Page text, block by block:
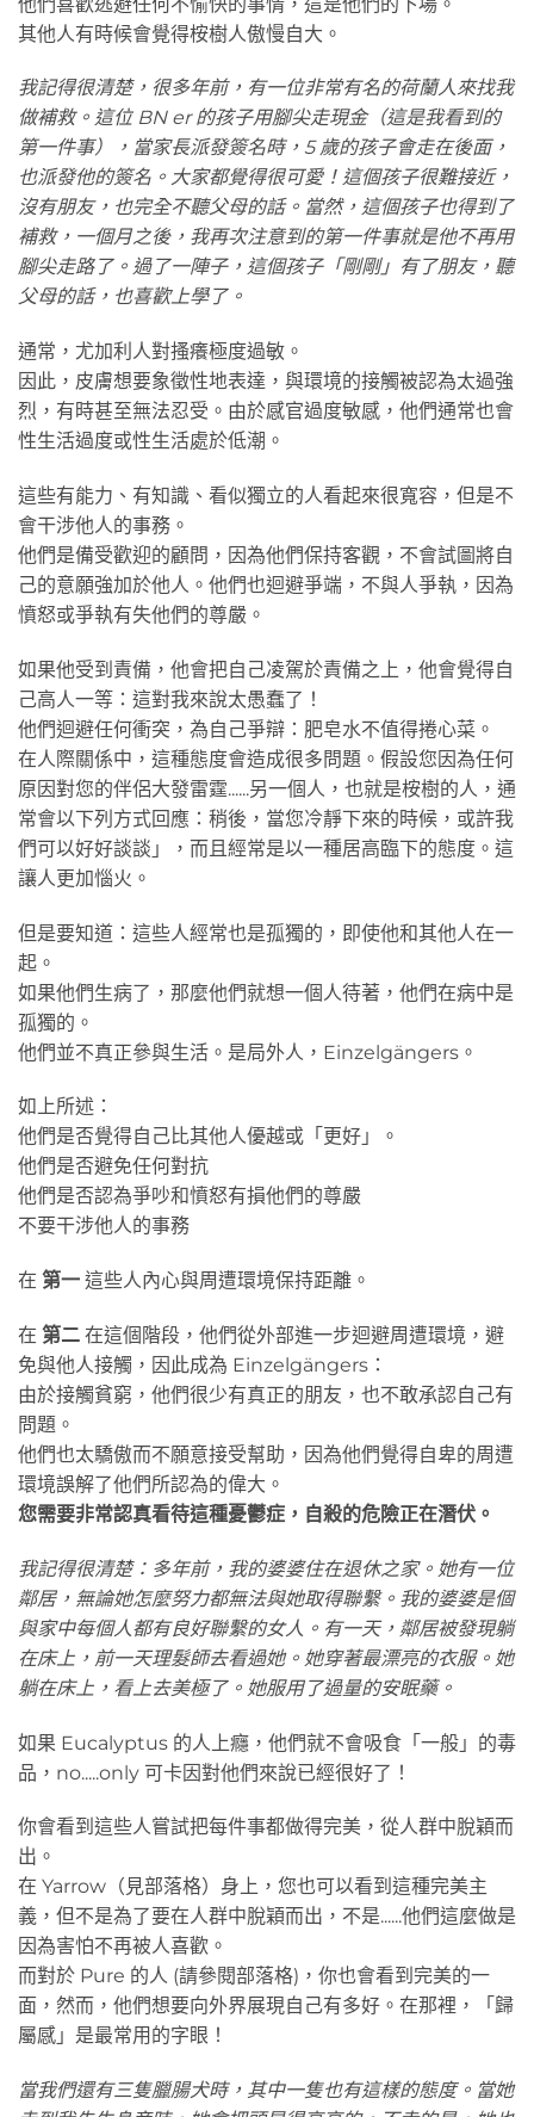
其他人有時候會覺得桉樹人傲慢自大。
我記得很清楚，很多年前，有一位非常有名的荷蘭人來找我
做補救。這位 BN er 的孩子用腳尖走現金（這是我看到的
第一件事），當家長派發簽名時，5 歲的孩子會走在後面，
也派發他的簽名。大家都覺得很可愛！這個孩子很難接近，
沒有朋友，也完全不聽父母的話。當然，這個孩子也得到了
補救，一個月之後，我再次注意到的第一件事就是他不再用
腳尖走路了。過了一陣子，這個孩子「剛剛」有了朋友，聽
父母的話，也喜歡上學了。
通常，尤加利人對搔癢極度過敏。
因此，皮膚想要象徵性地表達，與環境的接觸被認為太過強
烈，有時甚至無法忍受。由於感官過度敏感，他們通常也會
性生活過度或性生活處於低潮。
這些有能力、有知識、看似獨立的人看起來很寬容，但是不
會干涉他人的事務。
他們是備受歡迎的顧問，因為他們保持客觀，不會試圖將自
己的意願強加於他人。他們也迴避爭端，不與人爭執，因為
憤怒或爭執有失他們的尊嚴。
如果他受到責備，他會把自己凌駕於責備之上，他會覺得自
己高人一等：這對我來說太愚蠢了！
他們迴避任何衝突，為自己爭辯：肥皂水不值得捲心菜。
在人際關係中，這種態度會造成很多問題。假設您因為任何
原因對您的伴侶大發雷霆......另一個人，也就是桉樹的人，通
常會以下列方式回應：稍後，當您冷靜下來的時候，或許我
們可以好好談談」，而且經常是以一種居高臨下的態度。這
讓人更加惱火。
但是要知道：這些人經常也是孤獨的，即使他和其他人在一
起。
如果他們生病了，那麼他們就想一個人待著，他們在病中是
孤獨的。
他們並不真正參與生活。是局外人，Einzelgängers。
如上所述：
他們是否覺得自己比其他人優越或「更好」。
他們是否避免任何對抗
他們是否認為爭吵和憤怒有損他們的尊嚴
不要干涉他人的事務
在 第一 這些人內心與周遭環境保持距離。
在 第二 在這個階段，他們從外部進一步迴避周遭環境，避
免與他人接觸，因此成為 Einzelgängers：
由於接觸貧窮，他們很少有真正的朋友，也不敢承認自己有
問題。
他們也太驕傲而不願意接受幫助，因為他們覺得自卑的周遭
環境誤解了他們所認為的偉大。
您需要非常認真看待這種憂鬱症，自殺的危險正在潛伏。
我記得很清楚：多年前，我的婆婆住在退休之家。她有一位
鄰居，無論她怎麼努力都無法與她取得聯繫。我的婆婆是個
與家中每個人都有良好聯繫的女人。有一天，鄰居被發現躺
在床上，前一天理髮師去看過她。她穿著最漂亮的衣服。她
躺在床上，看上去美極了。她服用了過量的安眠藥。
如果 Eucalyptus 的人上癮，他們就不會吸食「一般」的毒
品，no.....only 可卡因對他們來說已經很好了！
你會看到這些人嘗試把每件事都做得完美，從人群中脫穎而
出。
在 Yarrow（見部落格）身上，您也可以看到這種完美主
義，但不是為了要在人群中脫穎而出，不是......他們這麼做是
因為害怕不再被人喜歡。
而對於 Pure 的人 (請參閱部落格)，你也會看到完美的一
面，然而，他們想要向外界展現自己有多好。在那裡，「歸
屬感」是最常用的字眼！
當我們還有三隻臘腸犬時，其中一隻也有這樣的態度。當她